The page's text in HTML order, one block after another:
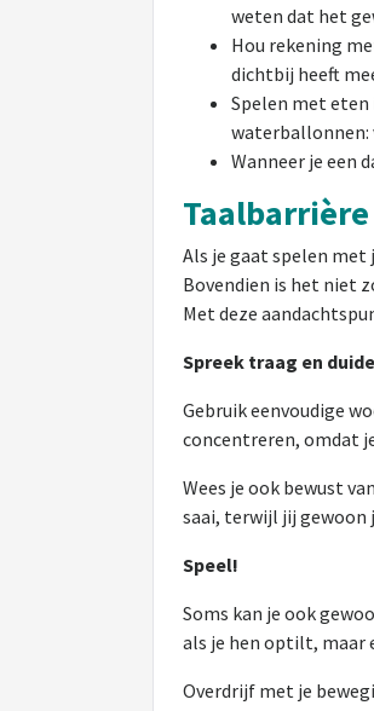
weten dat het
Hou rekening
dichtbij heeft
Spelen met
waterballonnen:
Wanneer je een
Taalbarrière
Als je gaat spelen
Bovendien is het niet
Met deze
Spreek traag en
Gebruik eenvoudige
concentreren, omdat
Wees je ook bewust
saai, terwijl jij gewoon
Speel!
Soms kan je ook
als je hen optilt, maar
Overdrijf met je